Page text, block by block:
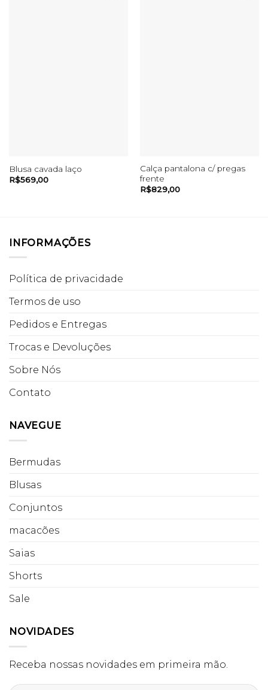
Blusa cavada laço
R$569,00
Calça pantalona c/ pregas
frente
R$829,00
INFORMAÇÕES
Política de privacidade
Termos de uso
Pedidos e Entregas
Trocas e Devoluções
Sobre Nós
Contato
NAVEGUE
Bermudas
Blusas
Conjuntos
macacões
Saias
Shorts
Sale
NOVIDADES
Receba nossas novidades em primeira mão.